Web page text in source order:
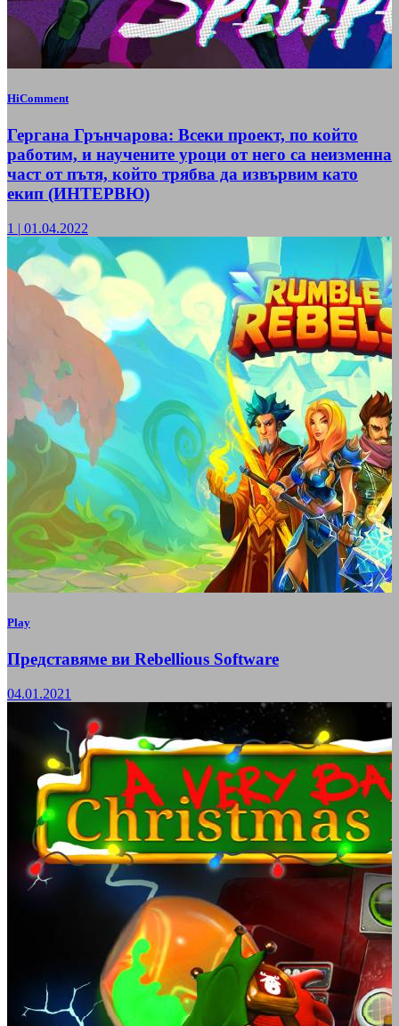
HiComment
Гергана Грънчарова: Всеки проект, по който
работим, и научените уроци от него са неизменна
част от пътя, който трябва да извървим като
екип (ИНТЕРВЮ)
1 | 01.04.2022
Play
Представяме ви Rebellious Software
04.01.2021